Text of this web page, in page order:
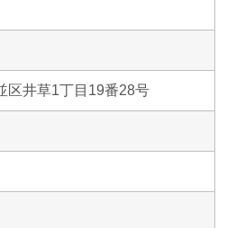
井草1丁目19番28号